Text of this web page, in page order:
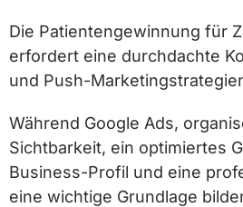
Die Patientengewinnung für
erfordert eine durchdachte
und Push-
Während Google Ads,
Sichtbarkeit, ein optimiertes
Business-Profil und eine
eine wichtige Grundlage